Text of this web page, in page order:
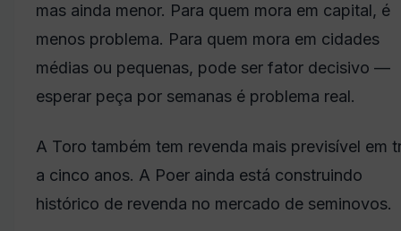
mas ainda menor. Para quem mora em capital, é
menos problema. Para quem mora em cidades
médias ou pequenas, pode ser fator decisivo —
esperar peça por semanas é problema real.
A Toro também tem revenda mais previsível em
a cinco anos. A Poer ainda está construindo
histórico de revenda no mercado de seminovos.